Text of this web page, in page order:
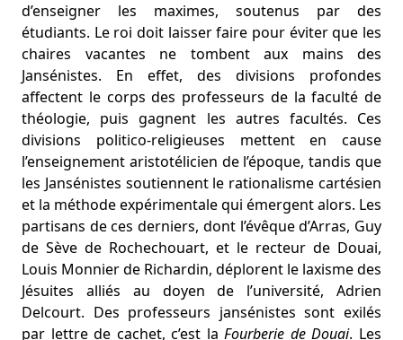
d’enseigner les maximes, soutenus par des
étudiants. Le roi doit laisser faire pour éviter que les
chaires vacantes ne tombent aux mains des
Jansénistes. En effet, des divisions profondes
affectent le corps des professeurs de la faculté de
théologie, puis gagnent les autres facultés. Ces
divisions politico-religieuses mettent en cause
l’enseignement aristotélicien de l’époque, tandis que
les Jansénistes soutiennent le rationalisme cartésien
et la méthode expérimentale qui émergent alors. Les
partisans de ces derniers, dont l’évêque d’Arras, Guy
de Sève de Rochechouart, et le recteur de Douai,
Louis Monnier de Richardin, déplorent le laxisme des
Jésuites alliés au doyen de l’université, Adrien
Delcourt. Des professeurs jansénistes sont exilés
par lettre de cachet, c’est laFourberie de Douai. Les